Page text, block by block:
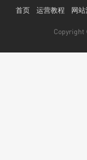
首页 运营教程 网
Copyright